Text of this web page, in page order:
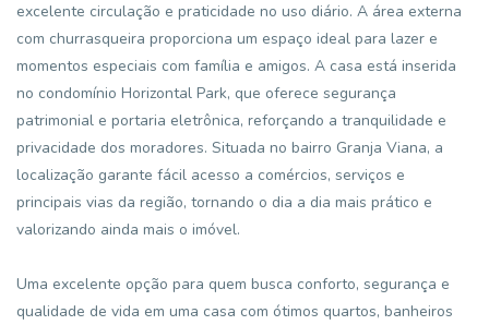
excelente circulação e praticidade no uso diário. A área externa
com churrasqueira proporciona um espaço ideal para lazer e
momentos especiais com família e amigos. A casa está inserida
no condomínio Horizontal Park, que oferece segurança
patrimonial e portaria eletrônica, reforçando a tranquilidade e
privacidade dos moradores. Situada no bairro Granja Viana, a
localização garante fácil acesso a comércios, serviços e
principais vias da região, tornando o dia a dia mais prático e
valorizando ainda mais o imóvel.
Uma excelente opção para quem busca conforto, segurança e
qualidade de vida em uma casa com ótimos quartos, banheiros